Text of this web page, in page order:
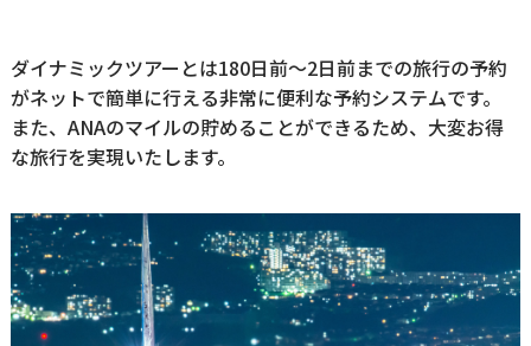
ダイナミックツアーとは180日前～2日前までの旅行の予約
がネットで簡単に行える非常に便利な予約システムです。
また、ANAのマイルの貯めることができるため、大変お得
な旅行を実現いたします。